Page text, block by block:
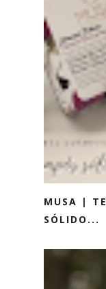
MUSA |
SÓLIDO...